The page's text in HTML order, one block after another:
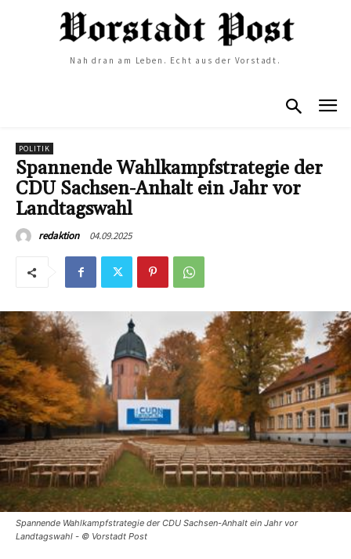
Nah dran am Leben. Echt aus der Vorstadt.
POLITIK
Spannende Wahlkampfstrategie der
CDU Sachsen-Anhalt ein Jahr vor
Landtagswahl
redaktion 04.09.2025
Spannende Wahlkampfstrategie der CDU Sachsen-Anhalt ein Jahr vor
Landtagswahl - © Vorstadt Post